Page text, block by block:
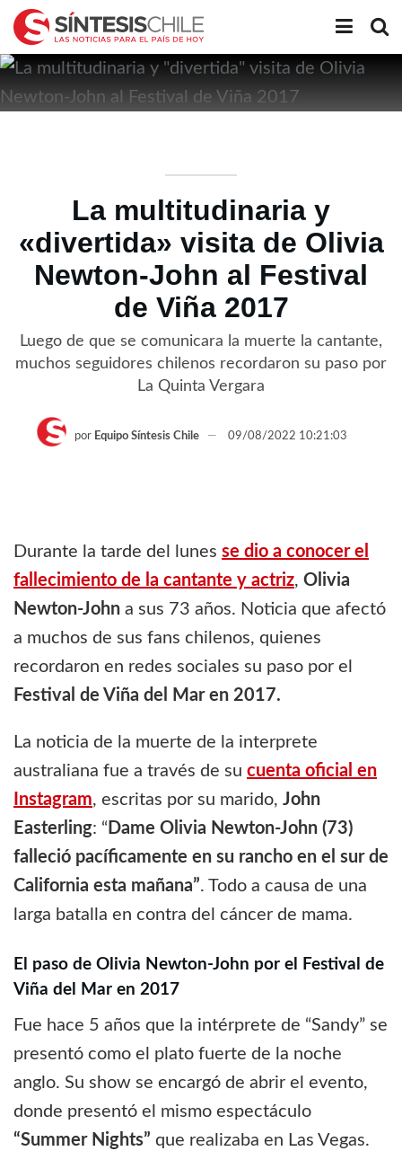
La multitudinaria y
«divertida» visita de Olivia
Newton-John al Festival
de Viña 2017
Luego de que se comunicara la muerte la cantante,
muchos seguidores chilenos recordaron su paso por
La Quinta Vergara
por Equipo Síntesis Chile 09/08/2022 10:21:03
Durante la tarde del lunes se dio a conocer el
fallecimiento de la cantante y actriz, Olivia
Newton-John a sus 73 años. Noticia que afectó
a muchos de sus fans chilenos, quienes
recordaron en redes sociales su paso por el
Festival de Viña del Mar en 2017.
La noticia de la muerte de la interprete
australiana fue a través de su cuenta oficial en
Instagram, escritas por su marido, John
Easterling: “ Dame Olivia Newton-John (73)
falleció pacíficamente en su rancho en el sur de
California esta mañana”. Todo a causa de una
larga batalla en contra del cáncer de mama.
El paso de Olivia Newton-John por el Festival de
Viña del Mar en 2017
Fue hace 5 años que la intérprete de “Sandy” se
presentó como el plato fuerte de la noche
anglo. Su show se encargó de abrir el evento,
donde presentó el mismo espectáculo
“Summer Nights” que realizaba en Las Vegas.